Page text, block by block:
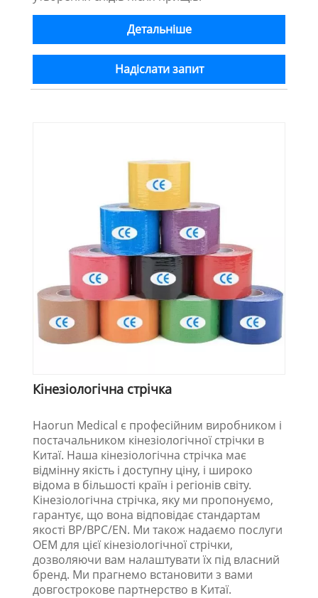
Детальніше
Надіслати запит
Кінезіологічна стрічка
Haorun Medical є професійним виробником і
постачальником кінезіологічної стрічки в
Китаї. Наша кінезіологічна стрічка має
відмінну якість і доступну ціну, і широко
відома в більшості країн і регіонів світу.
Кінезіологічна стрічка, яку ми пропонуємо,
гарантує, що вона відповідає стандартам
якості BP/BPC/EN. Ми також надаємо послуги
OEM для цієї кінезіологічної стрічки,
дозволяючи вам налаштувати їх під власний
бренд. Ми прагнемо встановити з вами
довгострокове партнерство в Китаї.